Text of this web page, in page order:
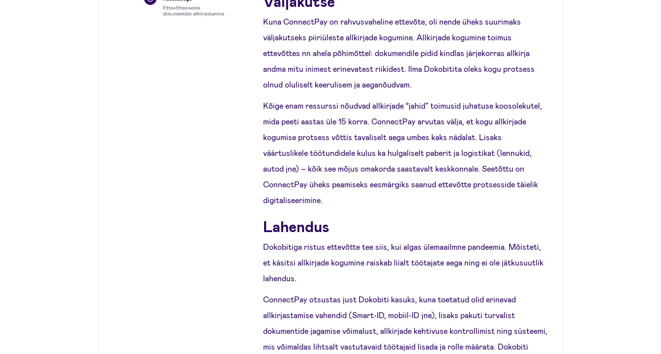
Kuna ConnectPay on rahvusvaheline ettevõte, oli nende üheks suurimaks
väljakutseks piiriüleste allkirjade kogumine. Allkirjade kogumine toimus
ettevõttes nn ahela põhimõttel: dokumendile pidid kindlas järjekorras allkirja
andma mitu inimest erinevatest riikidest. Ilma Dokobitita oleks kogu protsess
olnud oluliselt keerulisem ja aeganõudvam.
Kõige enam ressurssi nõudvad allkirjade “jahid” toimusid juhatuse koosolekutel,
mida peeti aastas üle 15 korra. ConnectPay arvutas välja, et kogu allkirjade
kogumise protsess võttis tavaliselt aega umbes kaks nädalat. Lisaks
väärtuslikele töötundidele kulus ka hulgaliselt paberit ja logistikat (lennukid,
autod jne) – kõik see mõjus omakorda saastavalt keskkonnale. Seetõttu on
ConnectPay üheks peamiseks eesmärgiks saanud ettevõtte protsesside täielik
digitaliseerimine.
Lahendus
Dokobitiga ristus ettevõtte tee siis, kui algas ülemaailmne pandeemia. Mõisteti,
et käsitsi allkirjade kogumine raiskab liialt töötajate aega ning ei ole jätkusuutlik
lahendus.
ConnectPay otsustas just Dokobiti kasuks, kuna toetatud olid erinevad
allkirjastamise vahendid (Smart-ID, mobiil-ID jne), lisaks pakuti turvalist
dokumentide jagamise võimalust, allkirjade kehtivuse kontrollimist ning süsteemi,
mis võimaldas lihtsalt vastutavaid töötajaid lisada ja rolle määrata. Dokobiti